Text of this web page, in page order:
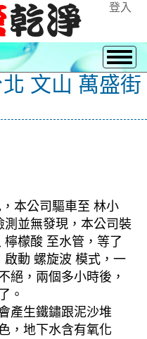
登入
文山 萬盛街
本公司驅車至 林小
並無發現，本公司裝
檬酸 至水管，等了
啟動 螺旋波 模式，一
絕，兩個多小時後，
。
產生鐵鏽跟泥沙堆
，地下水含有氧化